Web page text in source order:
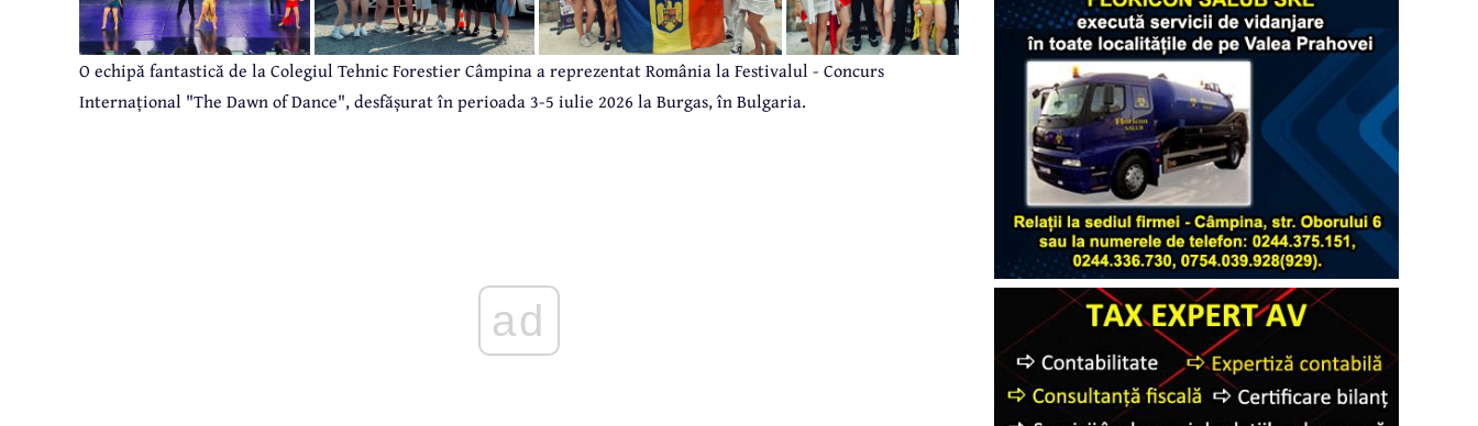
O echipă fantastică de la Colegiul Tehnic Forestier Câmpina a reprezentat România la Festivalul - Concurs
Internațional "The Dawn of Dance", desfășurat în perioada 3-5 iulie 2026 la Burgas, în Bulgaria.
ad